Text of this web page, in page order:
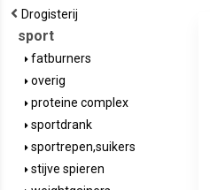
Drogisterij
sport
fatburners
overig
proteine complex
sportdrank
sportrepen,suikers
stijve spieren